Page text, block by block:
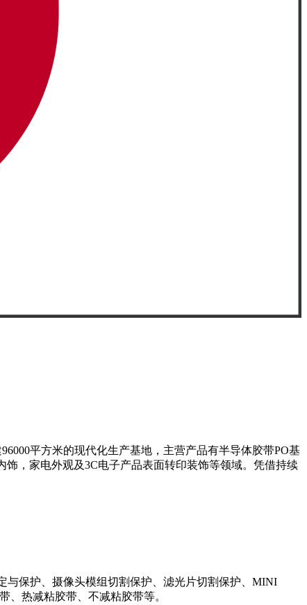
平方米的现代化生产基地，主营产品有半导体胶带PO基
，家电外观及3C电子产品表面转印装饰等领域。凭借持续
与保护、摄像头模组切割保护、滤光片切割保护、MINI
、热减粘胶带、不减粘胶带等。